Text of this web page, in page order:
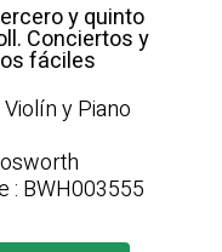
y quinto
Conciertos y
fáciles
y Piano
: BWH003555